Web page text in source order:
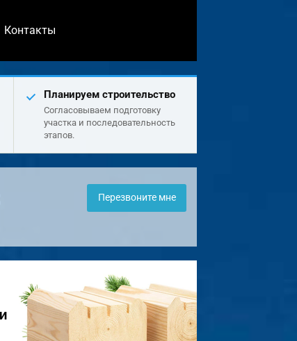
Контакты
Планируем строительство
Согласовываем подготовку
участка и последовательность
этапов.
Перезвоните мне